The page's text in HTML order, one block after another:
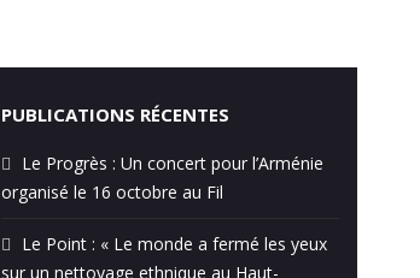
PUBLICATIONS RÉCENTES
Le Progrès : Un concert pour l’Arménie
organisé le 16 octobre au Fil
Le Point : « Le monde a fermé les yeux
sur un nettoyage ethnique au Haut-